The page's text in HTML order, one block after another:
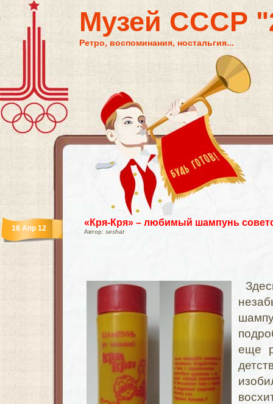
Музей СССР
Ретро, воспоминания, ностальгия...
«Кря-Кря» – любимый шампунь
Автор: seshat
18 Апр 12
еще